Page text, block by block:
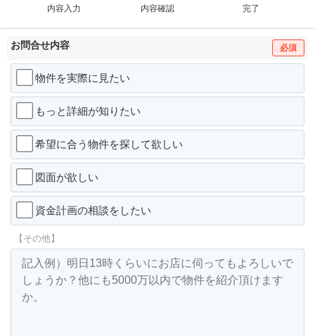
内容入力
内容確認
完了
お問合せ内容 必須
物件を実際に見たい
もっと詳細が知りたい
希望に合う物件を探して欲しい
図面が欲しい
資金計画の相談をしたい
【その他】